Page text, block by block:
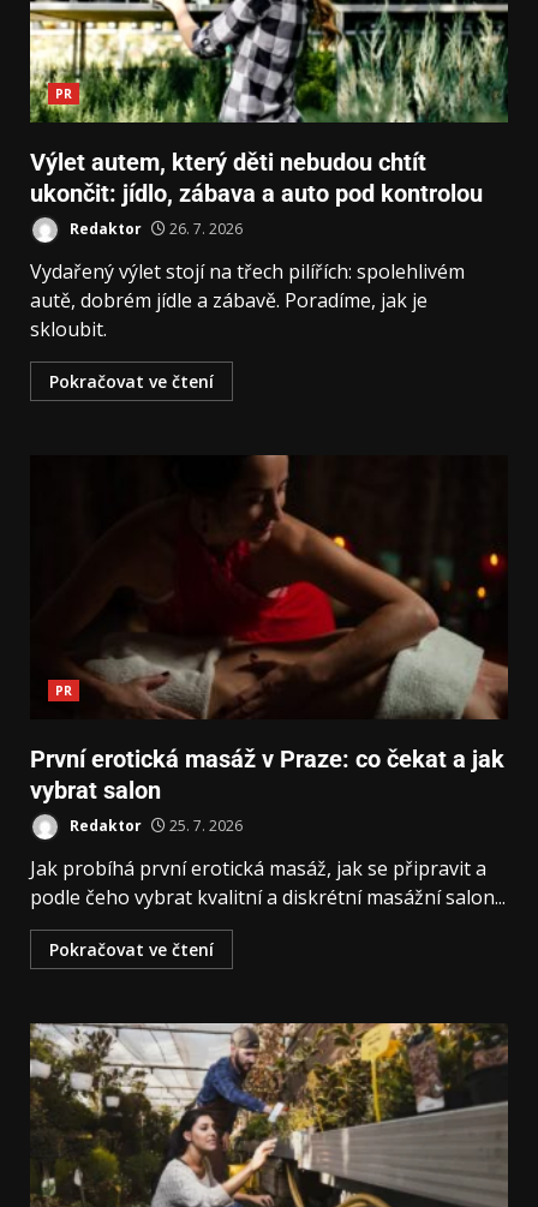
PR
Výlet autem, který děti nebudou chtít
ukončit: jídlo, zábava a auto pod kontrolou
Redaktor 26. 7. 2026
Vydařený výlet stojí na třech pilířích: spolehlivém
autě, dobrém jídle a zábavě. Poradíme, jak je
skloubit.
Pokračovat ve čtení
PR
První erotická masáž v Praze: co čekat a jak
vybrat salon
Redaktor 25. 7. 2026
Jak probíhá první erotická masáž, jak se připravit a
podle čeho vybrat kvalitní a diskrétní masážní salon...
Pokračovat ve čtení